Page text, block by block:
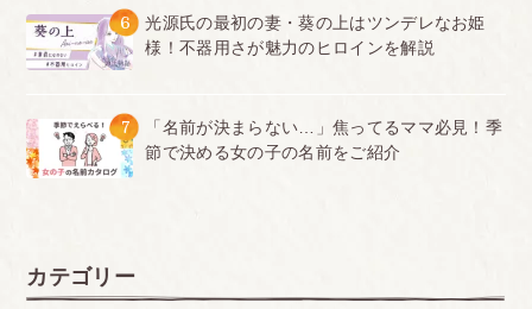
6
光源氏の最初の妻・葵の上はツンデレなお姫
様！不器用さが魅力のヒロインを解説
7
「名前が決まらない…」焦ってるママ必見！季
節で決める女の子の名前をご紹介
カテゴリー